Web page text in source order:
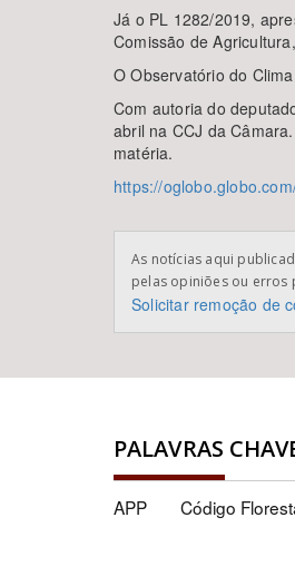
Já o PL 1282/2019,
Comissão de
O Observatório do
Com autoria do
abril na CCJ da
matéria.
https://
As notícias aqui
pelas opiniões ou erros
Solicitar remoção de
PALAVRAS
APP Código